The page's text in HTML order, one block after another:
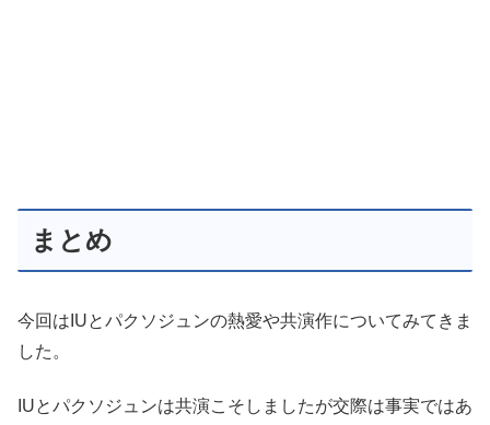
まとめ
今回はIUとパクソジュンの熱愛や共演作についてみてきま
した。
IUとパクソジュンは共演こそしましたが交際は事実ではあ